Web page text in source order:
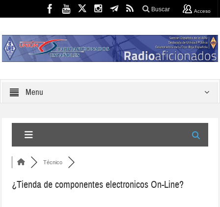
Buscar Acceso
Menu
Técnico
¿Tienda de componentes electronicos On-Line?